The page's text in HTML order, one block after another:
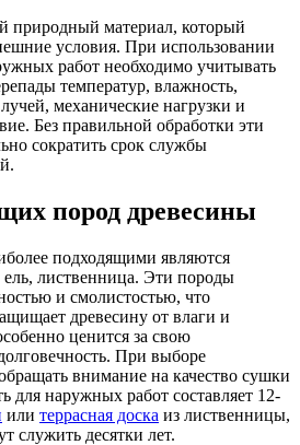
природный материал, который
условия. При использовании
работ необходимо учитывать
температур, влажность,
механические нагрузки и
Без правильной обработки эти
сократить срок службы
пород древесины
подходящими являются
лиственница. Эти породы
и смолистостью, что
древесину от влаги и
ценится за свою
При выборе
внимание на качество сушки
для наружных работ составляет 12-
или террасная доска из лиственницы,
служить десятки лет.